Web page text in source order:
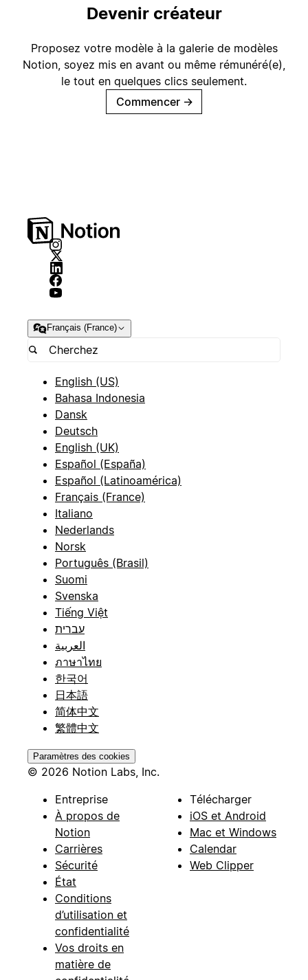
Devenir créateur
Proposez votre modèle à la galerie de modèles
Notion, soyez mis en avant ou même rémunéré(e),
le tout en quelques clics seulement.
Commencer →
Français (France)
English (US)
Bahasa Indonesia
Dansk
Deutsch
English (UK)
Español (España)
Español (Latinoamérica)
Français (France)
Italiano
Nederlands
Norsk
Português (Brasil)
Suomi
Svenska
Tiếng Việt
עברית
العربية
ภาษาไทย
한국어
日本語
简体中文
繁體中文
Paramètres des cookies
© 2026 Notion Labs, Inc.
Entreprise
À propos de
Notion
Carrières
Sécurité
État
Conditions
d’utilisation et
confidentialité
Vos droits en
matière de
Télécharger
iOS et Android
Mac et Windows
Calendar
Web Clipper